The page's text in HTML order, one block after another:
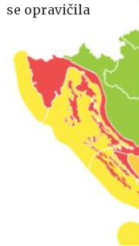
se opravičila